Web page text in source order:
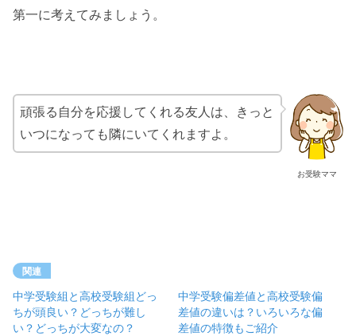
第一に考えてみましょう。
お受験ママ
頑張る自分を応援してくれる友人は、きっと
いつになっても隣にいてくれますよ。
関連
中学受験組と高校受験組どっ
ちが頭良い？どっちが難し
い？どっちが大変なの？
中学受験偏差値と高校受験偏
差値の違いは？いろいろな偏
差値の特徴もご紹介